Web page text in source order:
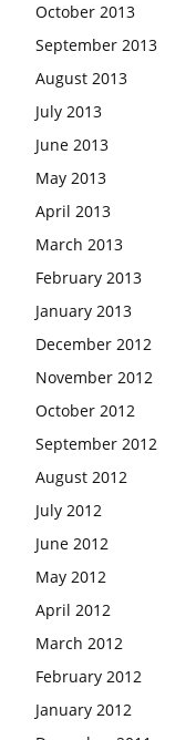
October 2013
September 2013
August 2013
July 2013
June 2013
May 2013
April 2013
March 2013
February 2013
January 2013
December 2012
November 2012
October 2012
September 2012
August 2012
July 2012
June 2012
May 2012
April 2012
March 2012
February 2012
January 2012